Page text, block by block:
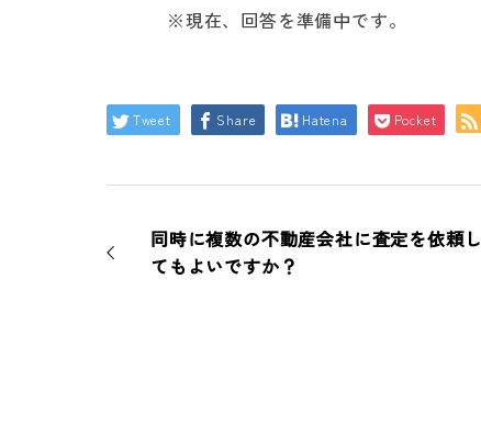
※現在、回答を準備中です。
Tweet Share Hatena Pocket
同時に複数の不動産会社に査定を依頼し
てもよいですか？